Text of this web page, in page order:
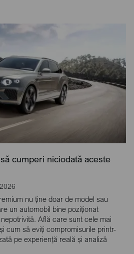
cumperi niciodată aceste
nu ține doar de model sau
un automobil bine poziționat
Află care sunt cele mai
cum să eviți compromisurile printr-
pe experiență reală și analiză